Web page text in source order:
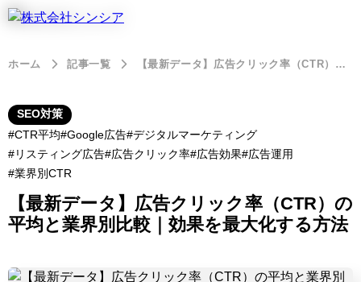
ホーム 記事一覧 【最新データ】広告クリック率（CTR）の平均と業界別比較｜効果を最大化する方法
SEO対策
CTR平均 Google広告 デジタルマーケティング
リスティング広告 広告クリック率 広告効果 広告運用
業界別CTR
【最新データ】広告クリック率（CTR）の
平均と業界別比較｜効果を最大化する方法